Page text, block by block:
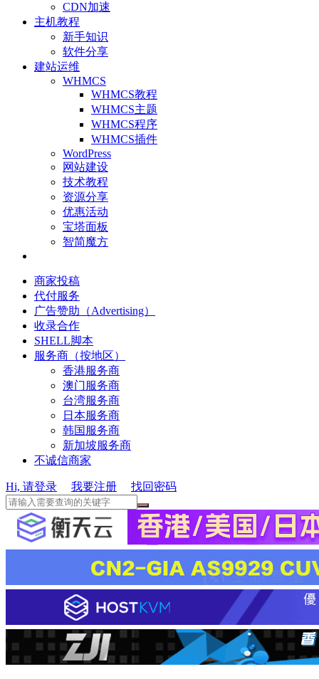
CDN加速
主机教程
新手知识
软件分享
建站运维
WHMCS
WHMCS教程
WHMCS主题
WHMCS程序
WHMCS插件
WordPress
网站建设
技术教程
资源分享
优惠活动
宝塔面板
智简魔方
商家投稿
代付服务
广告赞助（Advertising）
收录合作
SHELL脚本
服务商（按地区）
香港服务商
澳门服务商
台湾服务商
日本服务商
韩国服务商
新加坡服务商
不诚信商家
Hi, 请登录 我要注册 找回密码